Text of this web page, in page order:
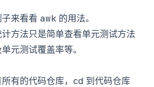
来看看 awk 的用法。
方法只是简单查看单元测试方法
元测试覆盖率等。
有的代码仓库，cd 到代码仓库